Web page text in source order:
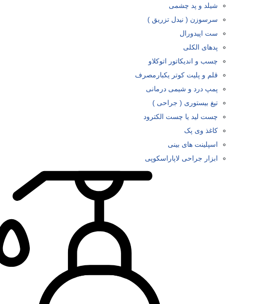
شیلد و پد چشمی
سرسوزن ( نیدل تزریق )
ست اپیدورال
پدهای الکلی
چسب و اندیکاتور اتوکلاو
قلم و پلیت کوتر یکبارمصرف
پمپ درد و شیمی درمانی
تیغ بیستوری ( جراحی )
چست لید یا چست الکترود
کاغذ وی پک
اسپلینت های بینی
ابزار جراحی لاپاراسکوپی